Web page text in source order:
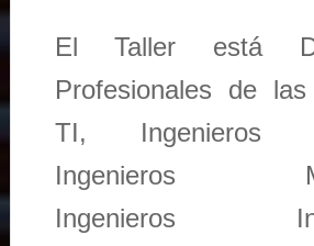
El Taller está
Profesionales de
TI, Ingenieros
Ingenieros
Ingenieros